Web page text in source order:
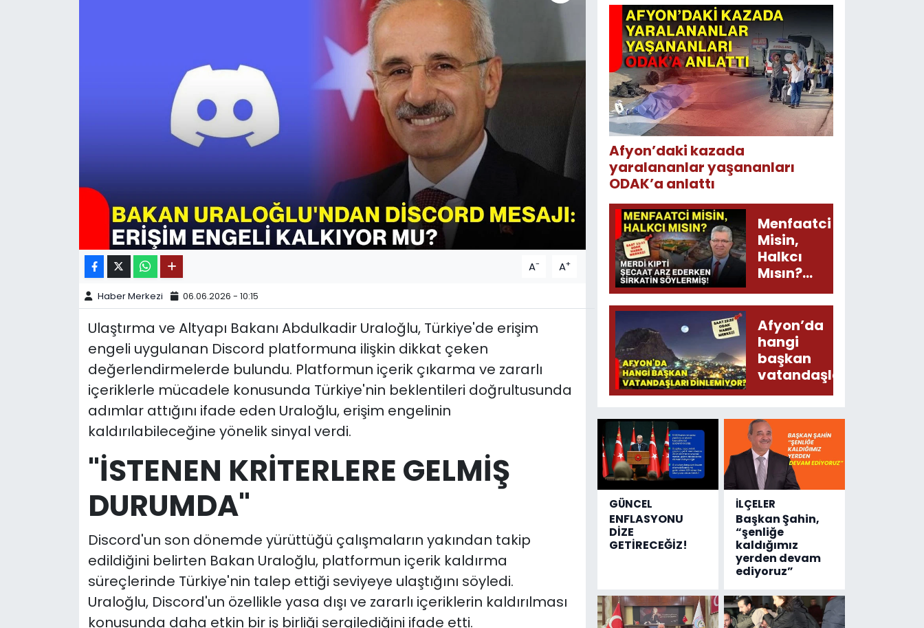
A- A+
Haber Merkezi 06.06.2026 - 10:15
Ulaştırma ve Altyapı Bakanı Abdulkadir Uraloğlu, Türkiye'de erişim
engeli uygulanan Discord platformuna ilişkin dikkat çeken
değerlendirmelerde bulundu. Platformun içerik çıkarma ve zararlı
içeriklerle mücadele konusunda Türkiye'nin beklentileri doğrultusunda
adımlar attığını ifade eden Uraloğlu, erişim engelinin
kaldırılabileceğine yönelik sinyal verdi.
"İSTENEN KRİTERLERE GELMİŞ
DURUMDA"
Discord'un son dönemde yürüttüğü çalışmaların yakından takip
edildiğini belirten Bakan Uraloğlu, platformun içerik kaldırma
süreçlerinde Türkiye'nin talep ettiği seviyeye ulaştığını söyledi.
Uraloğlu, Discord'un özellikle yasa dışı ve zararlı içeriklerin kaldırılması
konusunda daha etkin bir iş birliği sergilediğini ifade etti.
Afyon’daki kazada
yaralananlar yaşananları
ODAK’a anlattı
Menfaatci
Misin,
Halkcı
Mısın?
Merdi
Kıpti
Şecaat
Arz
Ederken
Sirkatin
Söylermiş!
Afyon’da
hangi
başkan
vatandaşları
dinlemiyor?
GÜNCEL
ENFLASYONU
DİZE
GETİRECEĞİZ!
İLÇELER
Başkan Şahin,
“şenliğe
kaldığımız
yerden devam
ediyoruz”